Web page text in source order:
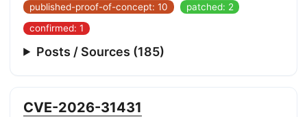
published-proof-of-concept: 10
patched: 2
confirmed: 1
Posts / Sources (185)
CVE-2026-31431